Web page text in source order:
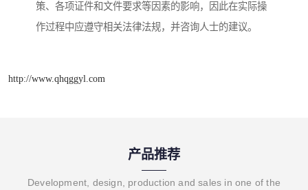
策、各项证件和文件要求等因素的影响，因此在实际操
作过程中应遵守相关法律法规，并咨询人士的建议。
http://www.qhqggyl.com
产品推荐
Development, design, production and sales in one of the